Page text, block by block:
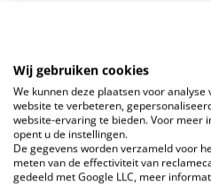
Vergelijkbare producten
Productgalerij overslaan
Nog 2 op voorraad!
Wij gebruiken cookies
We kunnen deze plaatsen voor
website te verbeteren,
website-ervaring te bieden. Voor meer
opent u de instellingen.
De gegevens worden verzameld voor
meten van de effectiviteit van
gedeeld met Google LLC, meer